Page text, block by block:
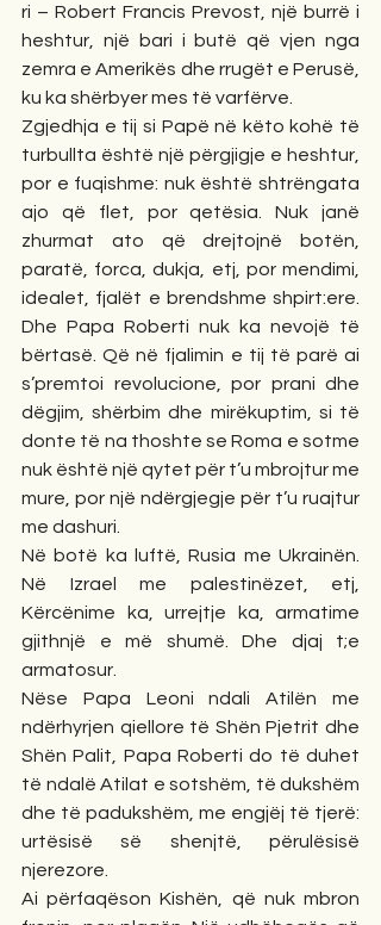
ri – Robert Francis Prevost, një burrë i
heshtur, një bari i butë që vjen nga
zemra e Amerikës dhe rrugët e Perusë,
ku ka shërbyer mes të varfërve.
Zgjedhja e tij si Papë në këto kohë të
turbullta është një përgjigje e heshtur,
por e fuqishme: nuk është shtrëngata
ajo që flet, por qetësia. Nuk janë
zhurmat ato që drejtojnë botën,
paratë, forca, dukja, etj, por mendimi,
idealet, fjalët e brendshme shpirt:ere.
Dhe Papa Roberti nuk ka nevojë të
bërtasë. Që në fjalimin e tij të parë ai
s’premtoi revolucione, por prani dhe
dëgjim, shërbim dhe mirëkuptim, si të
donte të na thoshte se Roma e sotme
nuk është një qytet për t’u mbrojtur me
mure, por një ndërgjegje për t’u ruajtur
me dashuri.
Në botë ka luftë, Rusia me Ukrainën.
Në Izrael me palestinëzet, etj,
Kërcënime ka, urrejtje ka, armatime
gjithnjë e më shumë. Dhe djaj t;e
armatosur.
Nëse Papa Leoni ndali Atilën me
ndërhyrjen qiellore të Shën Pjetrit dhe
Shën Palit, Papa Roberti do të duhet
të ndalë Atilat e sotshëm, të dukshëm
dhe të padukshëm, me engjëj të tjerë:
urtësisë së shenjtë, përulësisë
njerezore.
Ai përfaqëson Kishën, që nuk mbron